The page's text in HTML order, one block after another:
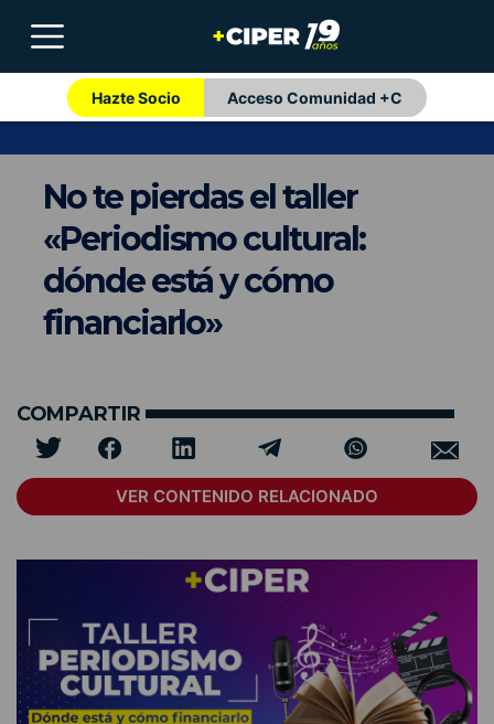
Hazte Socio Acceso Comunidad +C
No te pierdas el taller
«Periodismo cultural:
dónde está y cómo
financiarlo»
COMPARTIR
VER CONTENIDO RELACIONADO